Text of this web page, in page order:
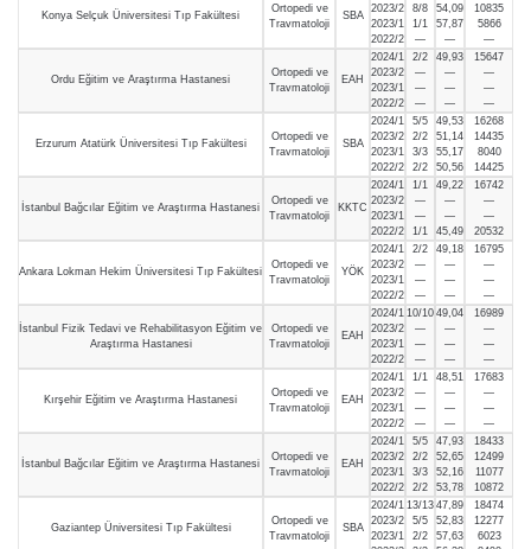
Konya Selçuk Üniversitesi Tıp Fakültesi
Ortopedi ve
Travmatoloji
SBA
2023/2
2023/1
2022/2
8/8
1/1
—
54,09
57,87
—
10835
5866
—
Ordu Eğitim ve Araştırma Hastanesi
Ortopedi ve
Travmatoloji
EAH
2024/1
2023/2
2023/1
2022/2
2/2
—
—
—
49,93
—
—
—
15647
—
—
—
Erzurum Atatürk Üniversitesi Tıp Fakültesi
Ortopedi ve
Travmatoloji
SBA
2024/1
2023/2
2023/1
2022/2
5/5
2/2
3/3
2/2
49,53
51,14
55,17
50,56
16268
14435
8040
14425
İstanbul Bağcılar Eğitim ve Araştırma Hastanesi
Ortopedi ve
Travmatoloji
KKTC
2024/1
2023/2
2023/1
2022/2
1/1
—
—
1/1
49,22
—
—
45,49
16742
—
—
20532
Ankara Lokman Hekim Üniversitesi Tıp Fakültesi
Ortopedi ve
Travmatoloji
YÖK
2024/1
2023/2
2023/1
2022/2
2/2
—
—
—
49,18
—
—
—
16795
—
—
—
İstanbul Fizik Tedavi ve Rehabilitasyon Eğitim ve
Araştırma Hastanesi
Ortopedi ve
Travmatoloji
EAH
2024/1
2023/2
2023/1
2022/2
10/10
—
—
—
49,04
—
—
—
16989
—
—
—
Kırşehir Eğitim ve Araştırma Hastanesi
Ortopedi ve
Travmatoloji
EAH
2024/1
2023/2
2023/1
2022/2
1/1
—
—
—
48,51
—
—
—
17683
—
—
—
İstanbul Bağcılar Eğitim ve Araştırma Hastanesi
Ortopedi ve
Travmatoloji
EAH
2024/1
2023/2
2023/1
2022/2
5/5
2/2
3/3
2/2
47,93
52,65
52,16
53,78
18433
12499
11077
10872
Gaziantep Üniversitesi Tıp Fakültesi
Ortopedi ve
Travmatoloji
SBA
2024/1
2023/2
2023/1
13/13
5/5
2/2
47,89
52,83
57,63
18474
12277
6023